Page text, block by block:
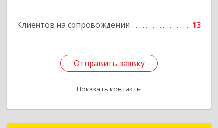
Клиентов на сопровождении 13
Отправить заявку
Показать контакты
Отправить заявку
Назад